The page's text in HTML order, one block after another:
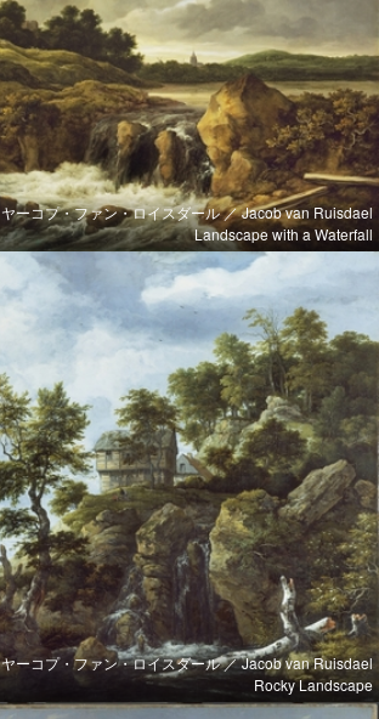
ヤーコプ・ファン・ロイスダール ／ Jacob van Ruisdael
Landscape with a Waterfall
ヤーコプ・ファン・ロイスダール ／ Jacob van Ruisdael
Rocky Landscape